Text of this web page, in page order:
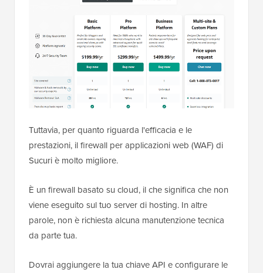
Tuttavia, per quanto riguarda l'efficacia e le
prestazioni, il firewall per applicazioni web (WAF) di
Sucuri è molto migliore.
È un firewall basato su cloud, il che significa che non
viene eseguito sul tuo server di hosting. In altre
parole, non è richiesta alcuna manutenzione tecnica
da parte tua.
Dovrai aggiungere la tua chiave API e configurare le